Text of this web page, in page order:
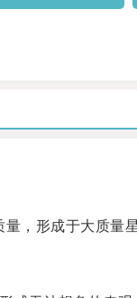
形成于大质量星